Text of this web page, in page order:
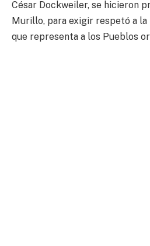
César Dockweiler, se hicieron
Murillo, para exigir respetó a la
que representa a los Pueblos